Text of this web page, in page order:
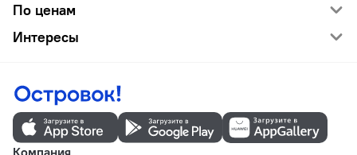
По ценам
Интересы